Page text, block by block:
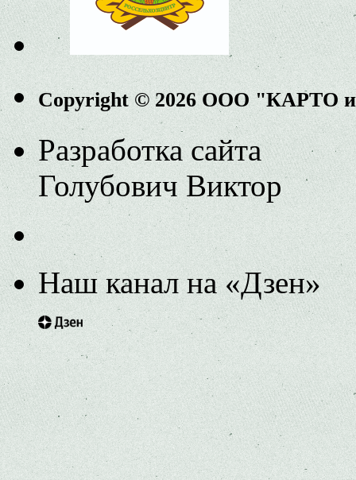
Copyright © 2026 ООО "КАРТО
Разработка сайта
Голубович Виктор
Наш канал на «Дзен»